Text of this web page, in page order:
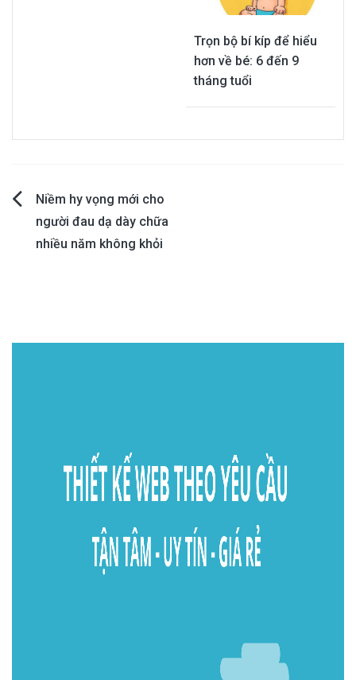
Trọn bộ bí kíp để hiểu
hơn về bé: 6 đến 9
tháng tuổi
Post
navigation
Niềm hy vọng mới cho
người đau dạ dày chữa
nhiều năm không khỏi